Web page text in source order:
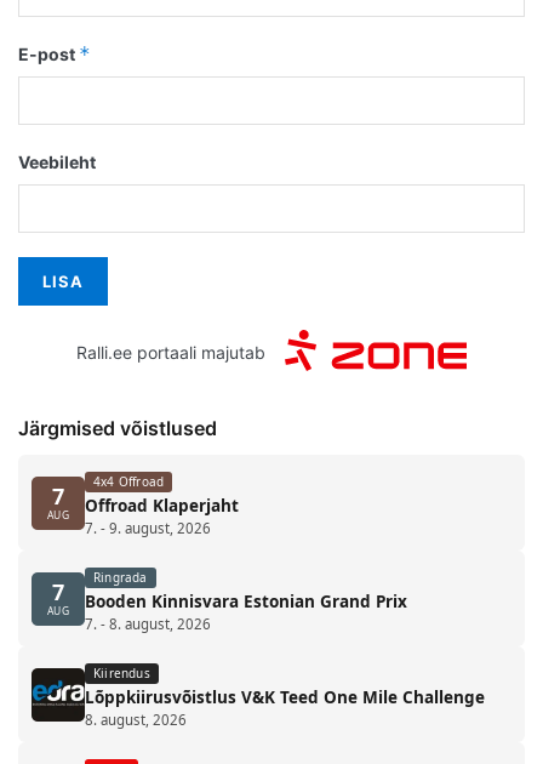
E-post *
Veebileht
Ralli.ee portaali majutab
Järgmised võistlused
7
AUG
4x4 Offroad
Offroad Klaperjaht
7. - 9. august, 2026
7
AUG
Ringrada
Booden Kinnisvara Estonian Grand Prix
7. - 8. august, 2026
Kiirendus
Lõppkiirusvõistlus V&K Teed One Mile Challenge
8. august, 2026